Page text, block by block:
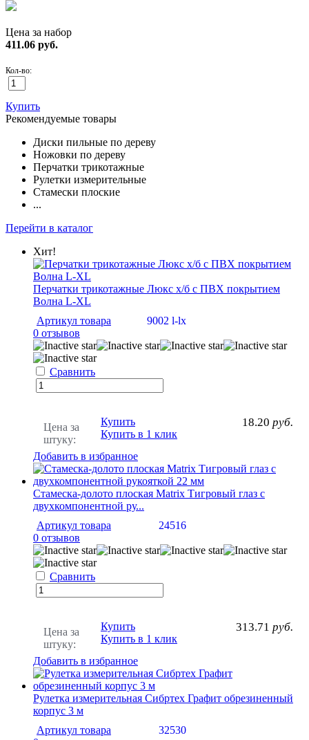
Цена за набор
411.06 руб.
Кол-во:
Купить
Рекомендуемые товары
Диски пильные по дереву
Ножовки по дереву
Перчатки трикотажные
Рулетки измерительные
Стамески плоские
...
Перейти в каталог
Хит!
Перчатки трикотажные Люкс х/б с ПВХ покрытием
Волна L-XL
Артикул товара
9002 l-lx
0 отзывов
Сравнить
Цена за
штуку:
18.20 руб.
Купить
Купить в 1 клик
Добавить в избранное
Стамеска-долото плоская Matrix Тигровый глаз с
двухкомпонентной ру...
Артикул товара
24516
0 отзывов
Сравнить
Цена за
штуку:
313.71 руб.
Купить
Купить в 1 клик
Добавить в избранное
Рулетка измерительная Сибртех Графит обрезиненный
корпус 3 м
Артикул товара
32530